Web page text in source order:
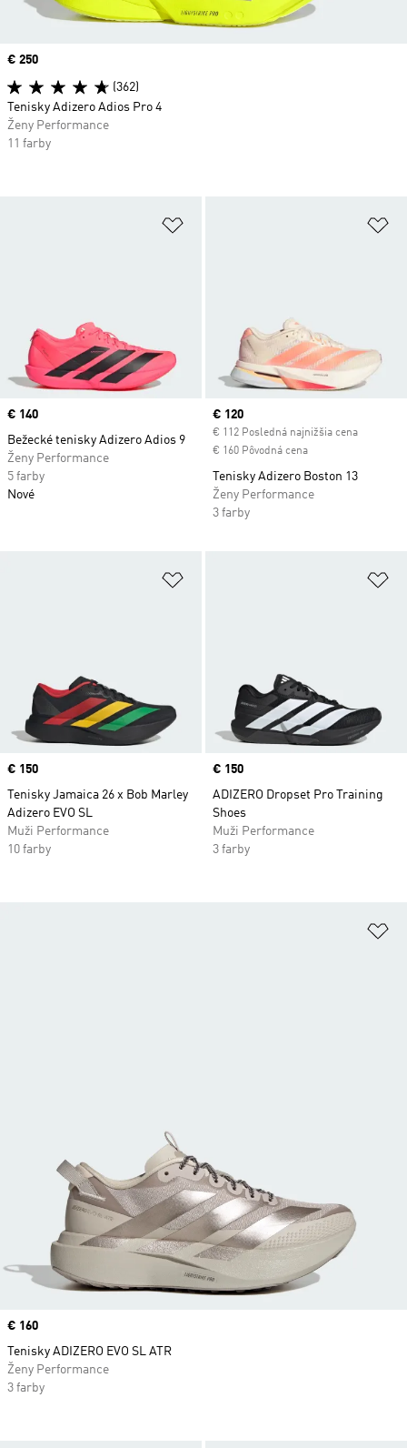
Pridať do zoznamu želaných
Price
€ 140
Bežecké tenisky Adizero Adios 9
Ženy Performance
5 farby
Nové
Current price
€ 120
€ 112 Posledná najnižšia cena
€ 160 Pôvodná cena
Tenisky Adizero Boston 13
Ženy Performance
3 farby
Pridať do zoznamu želaných
Price
€ 150
Tenisky Jamaica 26 x Bob Marley
Adizero EVO SL
Muži Performance
10 farby
Price
€ 150
ADIZERO Dropset Pro Training
Shoes
Muži Performance
3 farby
Price
€ 250
(362)
Tenisky Adizero Adios Pro 4
Ženy Performance
11 farby
Price
€ 160
Tenisky ADIZERO EVO SL ATR
Ženy Performance
3 farby